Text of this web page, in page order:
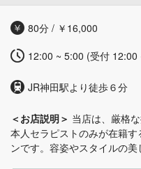
した、ここでしか体験できな
れる疲れを癒やし、明日への
一同、皆様のご来店を心より
80分 / ￥16,000
12:00 ~ 5:00 (受付 12:00
JR神田駅より徒歩６分
＜お店説明＞ 当店は、厳格
本人セラピストのみが在籍
ンです。容姿やスタイルの